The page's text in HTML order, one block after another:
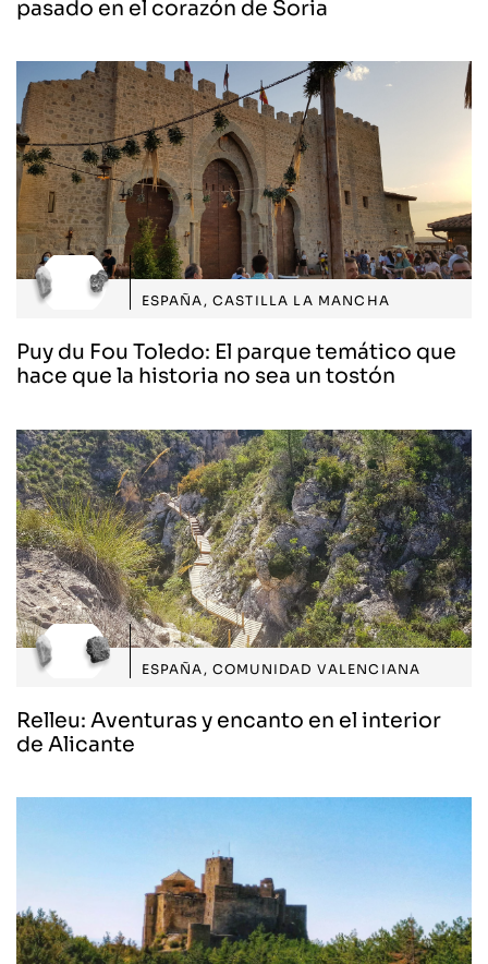
pasado en el corazón de Soria
ESPAÑA , CASTILLA LA MANCHA
Puy du Fou Toledo: El parque temático que
hace que la historia no sea un tostón
ESPAÑA , COMUNIDAD VALENCIANA
Relleu: Aventuras y encanto en el interior
de Alicante